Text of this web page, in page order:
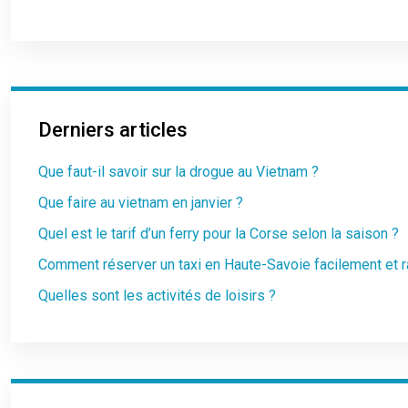
Derniers articles
Que faut-il savoir sur la drogue au Vietnam ?
Que faire au vietnam en janvier ?
Quel est le tarif d’un ferry pour la Corse selon la saison ?
Comment réserver un taxi en Haute-Savoie facilement et
Quelles sont les activités de loisirs ?